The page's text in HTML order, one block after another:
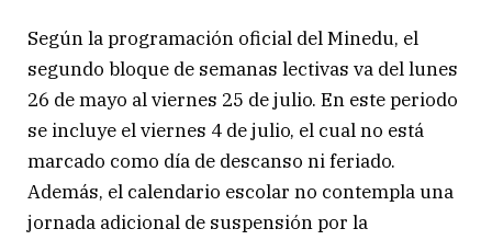
Según la programación oficial del Minedu, el
segundo bloque de semanas lectivas va del lunes
26 de mayo al viernes 25 de julio. En este periodo
se incluye el viernes 4 de julio, el cual no está
marcado como día de descanso ni feriado.
Además, el calendario escolar no contempla una
jornada adicional de suspensión por la